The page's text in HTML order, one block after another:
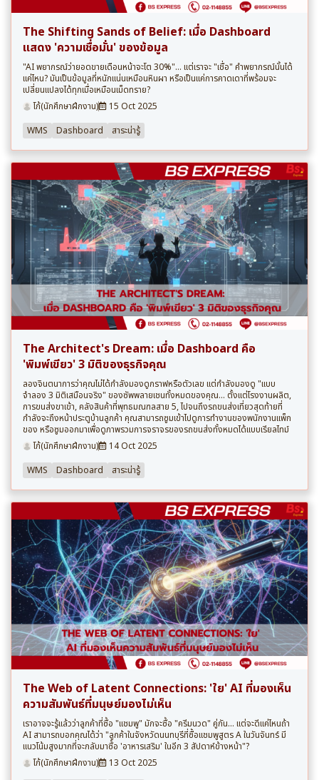
The Shifting Sands of Belief: เมื่อ Dashboard
แสดง 'ความเชื่อมั่น' ของข้อมูล
"AI พยากรณ์ว่ายอดขายเดือนหน้าจะโต 30%"... แต่เราจะ "เชื่อ" คำพยากรณ์นั้นได้
แค่ไหน? มันเป็นข้อมูลที่หนักแน่นเหมือนหินผา หรือเป็นแค่การคาดเดาที่พร้อมจะ
เปลี่ยนแปลงได้ทุกเมื่อเหมือนเม็ดทราย?
โก้(นักศึกษาฝึกงาน)
15 Oct 2025
WMS
Dashboard สาระน่ารู้
The Architect's Dream: เมื่อ Dashboard คือ
'พิมพ์เขียว' 3 มิติของธุรกิจคุณ
ลองจินตนาการว่าคุณไม่ได้กำลังมองดูกราฟหรือตัวเลข แต่กำลังมองดู "แบบ
จำลอง 3 มิติเสมือนจริง" ของซัพพลายเชนทั้งหมดของคุณ... ตั้งแต่โรงงานผลิต,
การขนส่งขาเข้า, คลังสินค้าที่พุทธมณฑลสาย 5, ไปจนถึงรถขนส่งเที่ยวสุดท้ายที่
กำลังจะถึงหน้าประตูบ้านลูกค้า คุณสามารถซูมเข้าไปดูการทำงานของพนักงานแพ็ก
ของ หรือซูมออกมาเพื่อดูภาพรวมการจราจรของรถขนส่งทั้งหมดได้แบบเรียลไทม์
โก้(นักศึกษาฝึกงาน)
14 Oct 2025
WMS
Dashboard สาระน่ารู้
The Web of Latent Connections: 'ใย' AI ที่มองเห็น
ความสัมพันธ์ที่มนุษย์มองไม่เห็น
เราอาจจะรู้แล้วว่าลูกค้าที่ซื้อ "แชมพู" มักจะซื้อ "ครีมนวด" คู่กัน... แต่จะดีแค่ไหนถ้า
AI สามารถบอกคุณได้ว่า "ลูกค้าในจังหวัดนนทบุรีที่ซื้อแชมพูสูตร A ในวันจันทร์ มี
แนวโน้มสูงมากที่จะกลับมาซื้อ 'อาหารเสริม' ในอีก 3 สัปดาห์ข้างหน้า"?
โก้(นักศึกษาฝึกงาน)
13 Oct 2025